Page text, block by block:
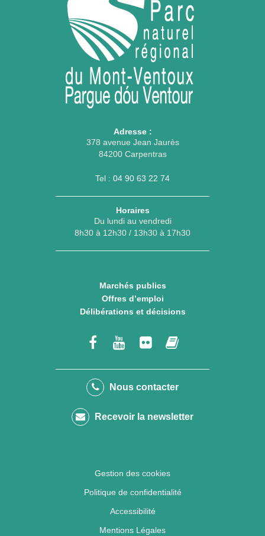
Adresse :
378 avenue Jean Jaurès
84200 Carpentras
Tel : 04 90 63 22 74
Horaires
Du lundi au vendredi
8h30 à 12h30 / 13h30 à 17h30
Marchés publics
Offres d’emploi
Délibérations et décisions
Lien
le
Facebook
Lien
la
Youtube
Lien
le
Flickrcalaméo
Nous contacter
Recevoir la newsletter
Gestion des cookies
Politique de confidentialité
Accessibilité
Mentions Légales